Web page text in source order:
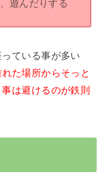
遊んだりする
ている事が多い
た場所からそっと
は避けるのが鉄則